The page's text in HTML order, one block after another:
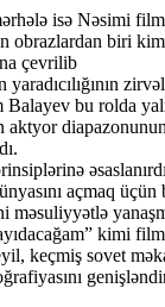
isə Nəsimi
biri
çevrilib
yaradıcılığının
Balayev bu rolda
açmaq
məsuliyyətlə
kimi
keçmiş sovet